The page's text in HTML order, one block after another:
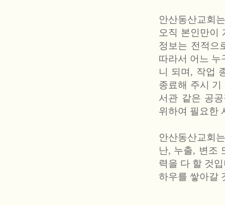
안산동산교회
오직 본인만이
정보는 전적으
따라서 어느 누
니 되며, 작업
종료해 주시
서관 같은 공
위하여 필요한
안산동산교회
난, 누출, 변조
력을 다 할 것
하우를 쌓아갈